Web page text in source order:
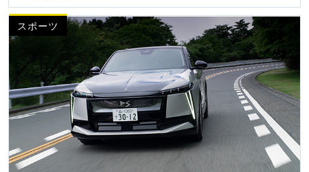
スポーツ